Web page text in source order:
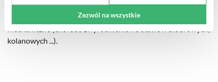
nowotwory (okrężnicy, wątroby, pęcherza moczowego ...),
astma, niewydolność oddechowa, bezdech senny, problemy
kolanowych ...).
Zezwól na wszystkie